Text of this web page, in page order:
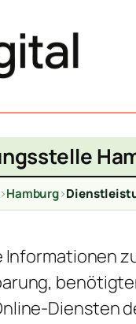
Hamburg>
Informationen
Diensten